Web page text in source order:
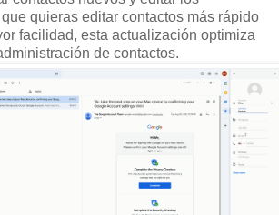
quieras editar contactos más rápido
facilidad, esta actualización optimiza
de contactos.